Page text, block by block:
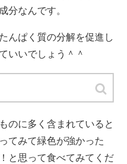
分なんです。
んぱく質の分解を促進し
いいでしょう＾＾
によって、小腸での吸収
のに多く含まれていると
てみて緑色が強かった
と思って食べてみてくだ